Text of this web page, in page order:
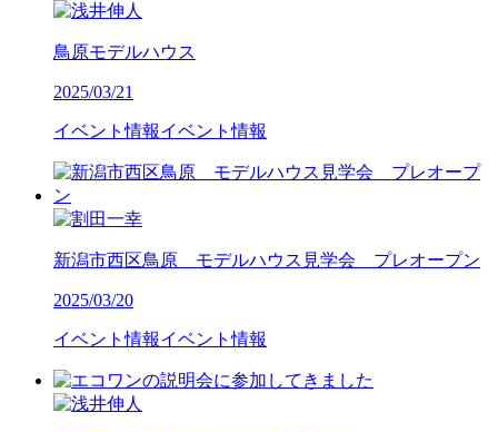
鳥原モデルハウス
2025/03/21
イベント情報イベント情報
新潟市西区鳥原 モデルハウス見学会 プレオープン
2025/03/20
イベント情報イベント情報